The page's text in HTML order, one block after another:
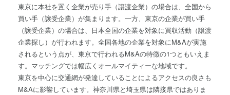
東京に本社を置く企業が売り手（譲渡企業）の場合は、全国から
買い手（譲受企業）が集まります。一方、東京の企業が買い手
（譲受企業）の場合は、日本全国の企業を対象に買収活動（譲渡
企業探し）が行われます。全国各地の企業を対象にM&Aが実施
されるという点が、東京で行われるM&Aの特徴の1つともいえま
す。マッチングでは幅広くオールマイティーな地域です。
東京を中心に交通網が発達していることによるアクセスの良さも
M&Aに影響しています。神奈川県と埼玉県は隣接県ではありま